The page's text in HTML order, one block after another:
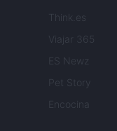
Think.es
Viajar 365
ES Newz
Pet Story
Encocina